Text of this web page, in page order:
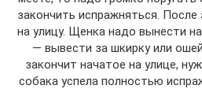
закончить испражняться.
на улицу. Щенка надо вынести
— вывести за шкирку или
закончит начатое на улице,
собака успела полностью